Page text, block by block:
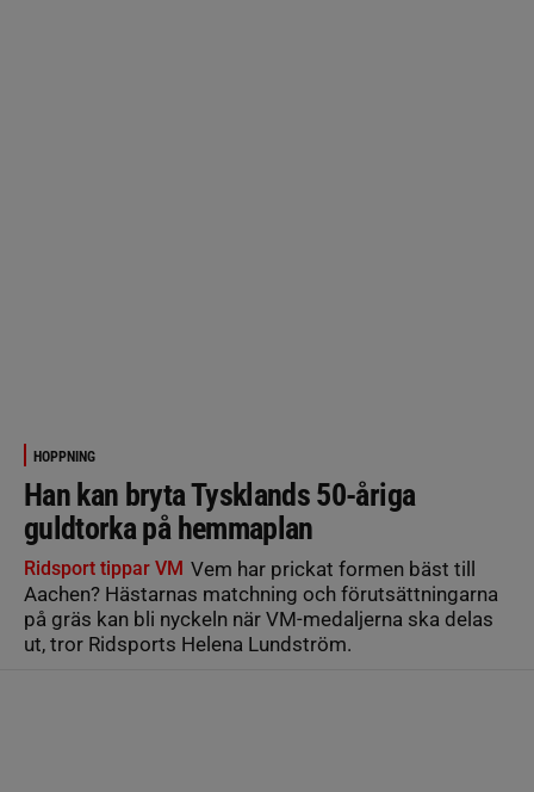
HOPPNING
Han kan bryta Tysklands 50-åriga
guldtorka på hemmaplan
Ridsport tippar VM Vem har prickat formen bäst till
Aachen? Hästarnas matchning och förutsättningarna
på gräs kan bli nyckeln när VM-medaljerna ska delas
ut, tror Ridsports Helena Lundström.